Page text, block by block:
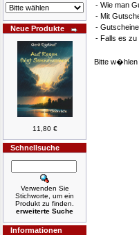
Neue Produkte
11,80 €
Schnellsuche
Verwenden Sie
Stichworte, um ein
Produkt zu finden.
erweiterte Suche
Informationen
- Wie man
- Mit
-
- Falls es zu
Bitte w�hlen